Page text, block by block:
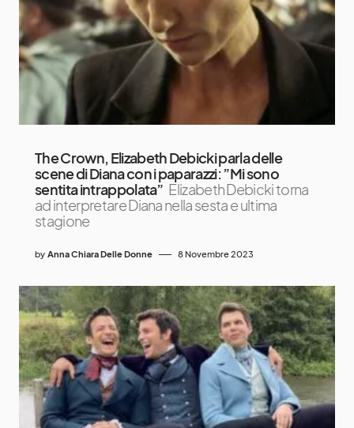
The Crown, Elizabeth Debicki parla delle
scene di Diana con i paparazzi: ”Mi sono
sentita intrappolata” Elizabeth Debicki torna
ad interpretare Diana nella sesta e ultima
stagione
by Anna Chiara Delle Donne 8 Novembre 2023